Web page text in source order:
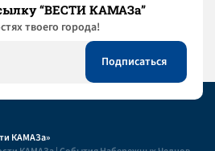
“ВЕСТИ КАМАЗа”
твоего города!
КАМАЗа»